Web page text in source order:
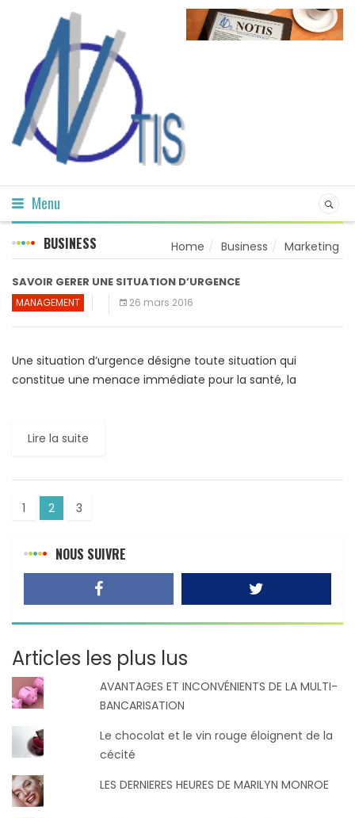
Menu
BUSINESS Home Business Marketing
SAVOIR GERER UNE SITUATION D’URGENCE
MANAGEMENT 26 mars 2016
Une situation d’urgence désigne toute situation qui
constitue une menace immédiate pour la santé, la
Lire la suite
1 2 3
NOUS SUIVRE
Articles les plus lus
AVANTAGES ET INCONVÉNIENTS DE LA MULTI-
BANCARISATION
Le chocolat et le vin rouge éloignent de la
cécité
LES DERNIERES HEURES DE MARILYN MONROE